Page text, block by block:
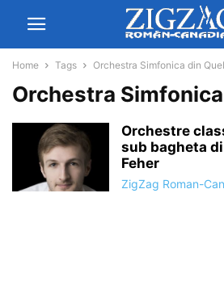
Home Tags Orchestra Simfonica din
Orchestra
Orchestre
sub bagheta
Feher
ZigZag Roman-